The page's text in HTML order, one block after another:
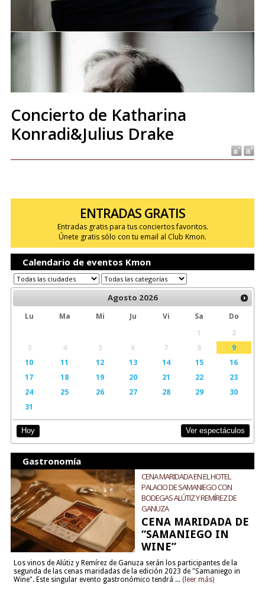
Concierto de Katharina
Konradi&Julius Drake
ENTRADAS GRATIS
Entradas gratis para tus conciertos favoritos.
Únete gratis sólo con tu email al Club Kmon.
Calendario de eventos Kmon
Agosto 2026
Lu Ma Mi Ju Vi Sa
Do
1
2
3
4 5 6 7 8
9
10
11 12 13 14 15
16
17
18 19 20 21 22
23
24
25 26 27 28 29
30
31
Hoy Ver espectáculos
Gastronomía
CENA MARIDADA EN EL HOTEL
PALACIO DE SAMANIEGO CON
BODEGAS ALÚTIZ Y REMÍREZ DE
GANUZA
CENA MARIDADA DE
“SAMANIEGO IN
WINE”
Los vinos de Alútiz y Remírez de Ganuza serán los participantes de la
segunda de las cenas maridadas de la edición 2023 de "Samaniego in
Wine". Este singular evento gastronómico tendrá ... (leer más)